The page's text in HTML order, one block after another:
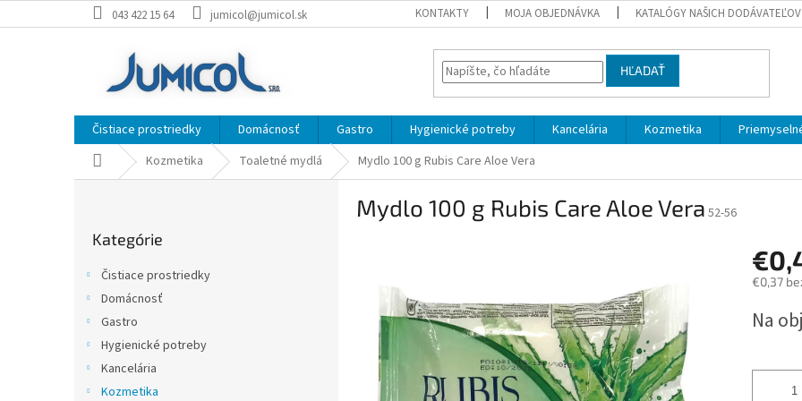
na
043 422 15 64 jumicol@jumicol.sk KONTAKTY MOJA OBJEDNÁVKA KATALÓGY NAŠICH DODÁVATEĽOV
HĽADAŤ
Čistiace prostriedky Domácnosť Gastro Hygienické potreby Kancelária Kozmetika
DomovKozmetika Toaletné mydlá Mydlo 100 g Rubis Care Aloe Vera
kategórie
Kategórie
Čistiace prostriedky
Domácnosť
Gastro
Hygienické potreby
Kancelária
Kozmetika
Mydlo 100 g Rubis Care Aloe Vera 52-56
€0,37
cena:
Na